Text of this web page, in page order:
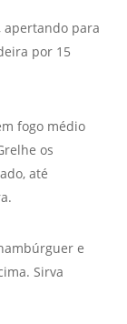
apertando para
por 15
fogo médio
os
até
e
Sirva